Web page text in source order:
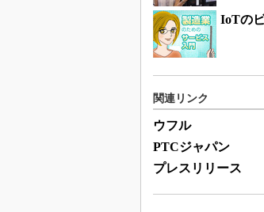
IoTの
関連リンク
ウフル
PTCジャパン
プレスリリース